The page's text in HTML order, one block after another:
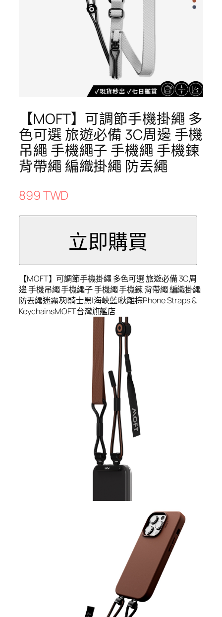
【MOFT】可調節手機掛繩 多
色可選 旅遊必備 3C周邊 手機
吊繩 手機繩子 手機繩 手機鍊
背帶繩 編織掛繩 防丟繩
899 TWD
【MOFT】可調節手機掛繩 多色可選 旅遊必備 3C周
邊 手機吊繩 手機繩子 手機繩 手機鍊 背帶繩 編織掛繩
防丟繩迷霧灰|騎士黑|海峽藍|秋離棕Phone Straps &
KeychainsMOFT台灣旗艦店